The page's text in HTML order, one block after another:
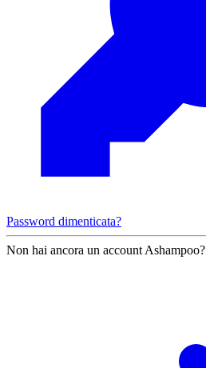
Password dimenticata?
Non hai ancora un account Ashampoo?